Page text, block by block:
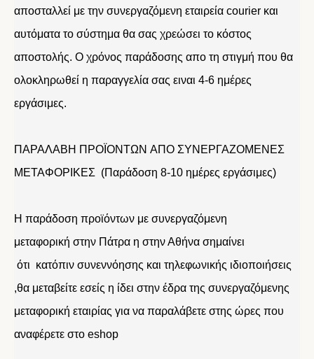
αποσταλλεί με την συνεργαζόμενη εταιρεία courier και
αυτόματα το σύστημα θα σας χρεώσει το κόστος
αποστολής. Ο χρόνος παράδοσης απο τη στιγμή που θα
ολοκληρωθεί η παραγγελία σας ειναι 4-6 ημέρες
εργάσιμες.
ΠΑΡΑΛΑΒΗ ΠΡΟΪΟΝΤΩΝ ΑΠΟ ΣΥΝΕΡΓΑΖΟΜΕΝΕΣ
ΜΕΤΑΦΟΡΙΚΕΣ (Παράδοση 8-10 ημέρες εργάσιμες)
Η παράδοση προϊόντων με συνεργαζόμενη
μεταφορική στην Πάτρα η στην Αθήνα σημαίνει
ότι κατόπιν συνεννόησης και τηλεφωνικής ιδιοποιήσεις
,θα μεταβείτε εσείς η ίδει στην έδρα της συνεργαζόμενης
μεταφορική εταιρίας για να παραλάβετε στης ώρες που
αναφέρετε στο eshop